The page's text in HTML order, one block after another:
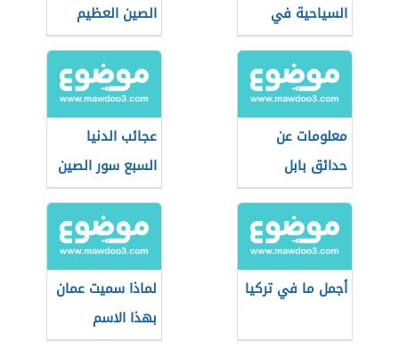
السياحية في
العالم
الصين العظيم
معلومات عن
حدائق بابل
المعلقة
عجائب الدنيا
السبع سور الصين
العظيم
أجمل ما في تركيا
لماذا سميت عمان
بهذا الاسم